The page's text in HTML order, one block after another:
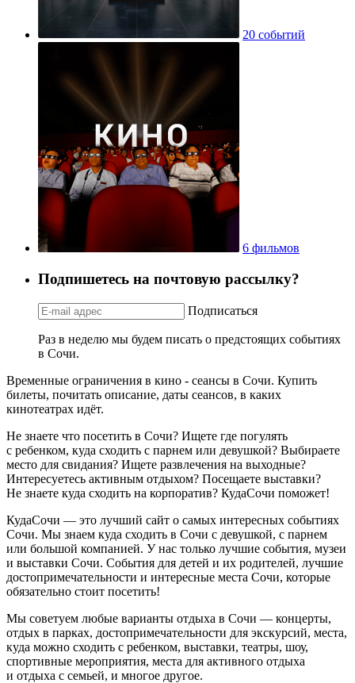
20 событий
6 фильмов
Подпишетесь на почтовую рассылку?
Подписаться
Раз в неделю мы будем писать о предстоящих событиях
в Сочи.
Временные ограничения в кино - сеансы в Сочи. Купить
билеты, почитать описание, даты сеансов, в каких
кинотеатрах идёт.
Не знаете что посетить в Сочи? Ищете где погулять
с ребенком, куда сходить с парнем или девушкой? Выбираете
место для свидания? Ищете развлечения на выходные?
Интересуетесь активным отдыхом? Посещаете выставки?
Не знаете куда сходить на корпоратив? КудаСочи поможет!
КудаСочи — это лучший сайт о самых интересных событиях
Сочи. Мы знаем куда сходить в Сочи с девушкой, с парнем
или большой компанией. У нас только лучшие события, музеи
и выставки Сочи. События для детей и их родителей, лучшие
достопримечательности и интересные места Сочи, которые
обязательно стоит посетить!
Мы советуем любые варианты отдыха в Сочи — концерты,
отдых в парках, достопримечательности для экскурсий, места,
куда можно сходить с ребенком, выставки, театры, шоу,
спортивные мероприятия, места для активного отдыха
и отдыха с семьей, и многое другое.